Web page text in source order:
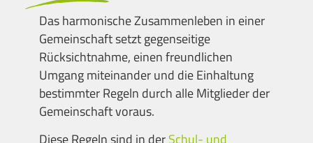
Das harmonische Zusammenleben in einer
Gemeinschaft setzt gegenseitige
Rücksichtnahme, einen freundlichen
Umgang miteinander und die Einhaltung
bestimmter Regeln durch alle Mitglieder der
Gemeinschaft voraus.
Diese Regeln sind in derSchul- und